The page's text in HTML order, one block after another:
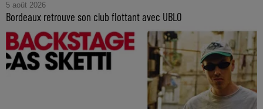
5 août 2026
Bordeaux retrouve son club flottant avec UBLO